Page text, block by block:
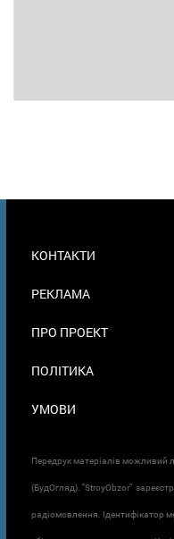
В
КОНТАКТИ
РЕКЛАМА
ПРО ПРОЕКТ
ПОЛІТИКА
УМОВИ
Передрук матеріалів можливий
(БудОгляд). "StroyObzor"
радіомовлення. Ідентифікатор